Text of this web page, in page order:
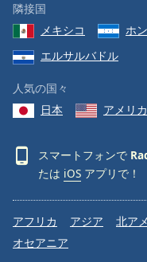
Done
Close
Dialog
dialog
隣接国
メキシコ
ホ
エルサルバドル
人気の国々
日本
アメリカ
スマートフォンで
たは iOS アプリで！
アフリカ アジア 北ア
オセアニア